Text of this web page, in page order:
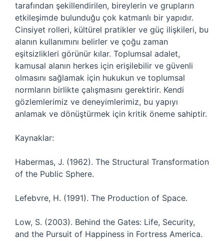
tarafından şekillendirilen, bireylerin ve grupların
etkileşimde bulunduğu çok katmanlı bir yapıdır.
Cinsiyet rolleri, kültürel pratikler ve güç ilişkileri, bu
alanın kullanımını belirler ve çoğu zaman
eşitsizlikleri görünür kılar. Toplumsal adalet,
kamusal alanın herkes için erişilebilir ve güvenli
olmasını sağlamak için hukukun ve toplumsal
normların birlikte çalışmasını gerektirir. Kendi
gözlemlerimiz ve deneyimlerimiz, bu yapıyı
anlamak ve dönüştürmek için kritik öneme sahiptir.
Kaynaklar:
Habermas, J. (1962). The Structural Transformation
of the Public Sphere.
Lefebvre, H. (1991). The Production of Space.
Low, S. (2003). Behind the Gates: Life, Security,
and the Pursuit of Happiness in Fortress America.